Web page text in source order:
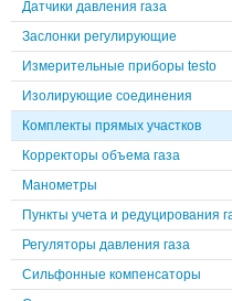
Датчики давления газа
Заслонки регулирующие
Измерительные приборы testo
Изолирующие соединения
Комплекты прямых участков
Корректоры объема газа
Манометры
Пункты учета и редуцирования
Регуляторы давления газа
Сильфонные компенсаторы